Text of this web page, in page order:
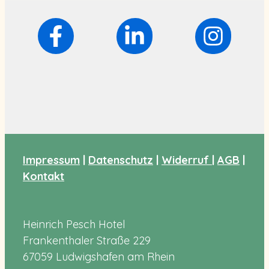
Impressum | Datenschutz | Widerruf | AGB |
Kontakt
Heinrich Pesch Hotel
Frankenthaler Straße 229
67059 Ludwigshafen am Rhein